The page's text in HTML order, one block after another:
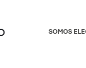
SOMOS